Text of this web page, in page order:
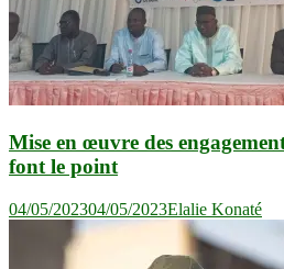
Mise en œuvre des
font le point
04/05/202304/05/2023Elalie Konaté